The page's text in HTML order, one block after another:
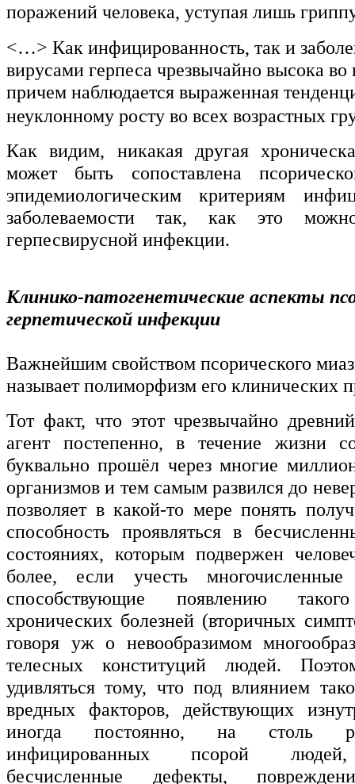
поражений человека, уступая лишь
<…> Как инфицированность, так и
вирусами герпеса чрезвычайно высока
причем наблюдается выраженная
неуклонному росту во всех возрастных
Как видим, никакая другая
может быть сопоставлена
эпидемиологическим критериям
заболеваемости так, как это
герпесвирусной инфекции.
Клинико-патогенетические аспекты
герпетической инфекции
Важнейшим свойством псорического
называет полиморфизм его клинических
Тот факт, что этот чрезвычайно
агент постепенно, в течение жизни
буквально прошёл через многие
организмов и тем самым развился до
позволяет в какой-то мере понять
способность проявляться в
состояниях, которым подвержен
более, если учесть многочисленные
способствующие появлению такого
хронических болезней (вторичных
говоря уж о невообразимом
телесных конституций людей.
удивляться тому, что под влиянием
вредных факторов, действующих
иногда постоянно, на столь
инфицированных псорой людей,
бесчисленные дефекты,